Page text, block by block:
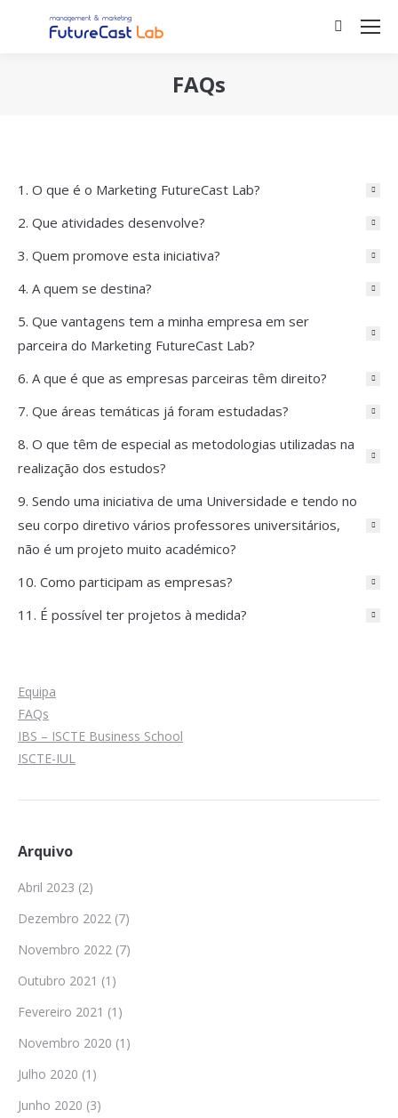
Search:
FAQs
1. O que é o Marketing FutureCast Lab?
2. Que atividades desenvolve?
3. Quem promove esta iniciativa?
4. A quem se destina?
5. Que vantagens tem a minha empresa em ser
parceira do Marketing FutureCast Lab?
6. A que é que as empresas parceiras têm direito?
7. Que áreas temáticas já foram estudadas?
8. O que têm de especial as metodologias utilizadas na
realização dos estudos?
9. Sendo uma iniciativa de uma Universidade e tendo no
seu corpo diretivo vários professores universitários,
não é um projeto muito académico?
10. Como participam as empresas?
11. É possível ter projetos à medida?
Equipa
FAQs
IBS – ISCTE Business School
ISCTE-IUL
Arquivo
Abril 2023 (2)
Dezembro 2022 (7)
Novembro 2022 (7)
Outubro 2021 (1)
Fevereiro 2021 (1)
Novembro 2020 (1)
Julho 2020 (1)
Junho 2020 (3)